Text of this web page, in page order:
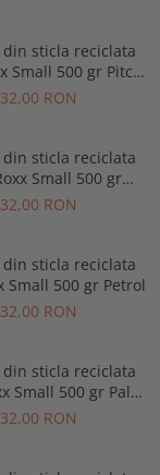
sticla reciclata
Small 500 gr Pitch
black
32,00 RON
sticla reciclata
Small 500 gr
Bronze
32,00 RON
sticla reciclata
Small 500 gr Petrol
32,00 RON
sticla reciclata
Small 500 gr Pale
green
32,00 RON